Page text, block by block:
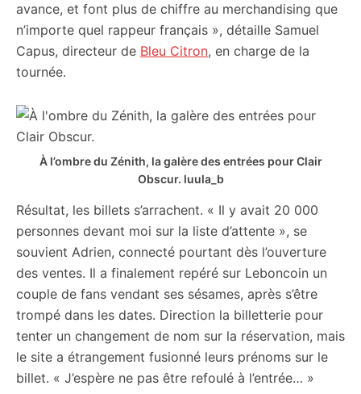
avance, et font plus de chiffre au merchandising que
n’importe quel rappeur français », détaille Samuel
Capus, directeur de Bleu Citron, en charge de la
tournée.
À l’ombre du Zénith, la galère des entrées pour Clair
Obscur. luula_b
Résultat, les billets s’arrachent. « Il y avait 20 000
personnes devant moi sur la liste d’attente », se
souvient Adrien, connecté pourtant dès l’ouverture
des ventes. Il a finalement repéré sur Leboncoin un
couple de fans vendant ses sésames, après s’être
trompé dans les dates. Direction la billetterie pour
tenter un changement de nom sur la réservation, mais
le site a étrangement fusionné leurs prénoms sur le
billet. « J’espère ne pas être refoulé à l’entrée… »